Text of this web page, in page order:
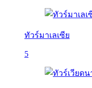
ทัวร์มาเลเซีย
5